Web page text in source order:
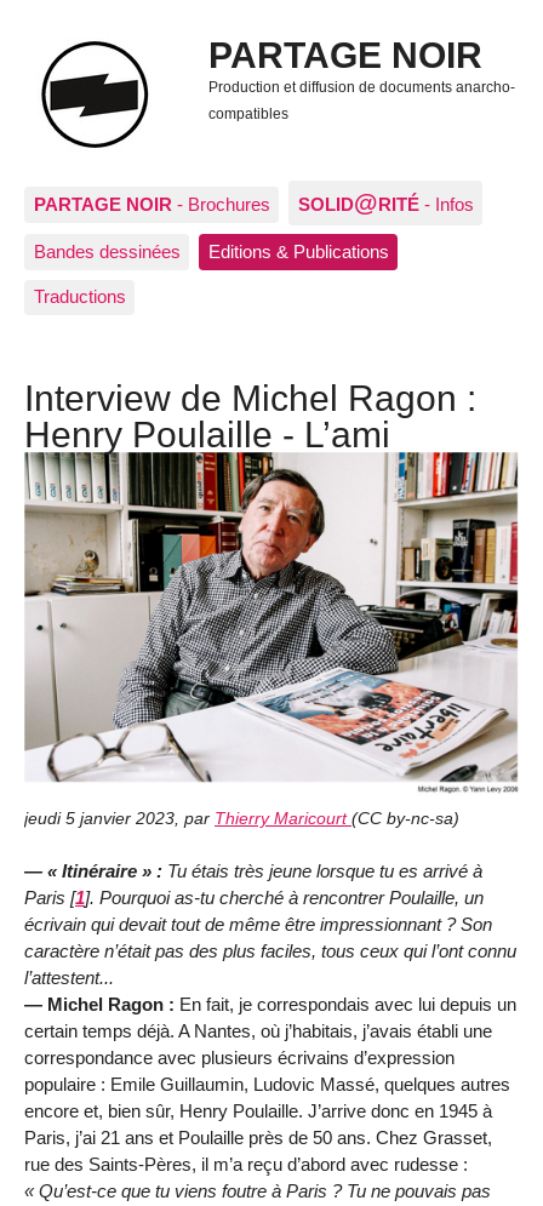
PARTAGE NOIR
Production et diffusion de documents anarcho-
compatibles
PARTAGE NOIR - Brochures SOLID@RITÉ - Infos
Bandes dessinées Editions & Publications
Traductions
Interview de Michel Ragon :
Henry Poulaille - L’ami
jeudi 5 janvier 2023 par Thierry Maricourt (CC by-nc-sa)
— « Itinéraire » : Tu étais très jeune lorsque tu es arrivé à
Paris [1]. Pourquoi as-tu cherché à rencontrer Poulaille, un
écrivain qui devait tout de même être impressionnant ? Son
caractère n’était pas des plus faciles, tous ceux qui l’ont connu
l’attestent...
— Michel Ragon : En fait, je correspondais avec lui depuis un
certain temps déjà. A Nantes, où j’habitais, j’avais établi une
correspondance avec plusieurs écrivains d’expression
populaire : Emile Guillaumin, Ludovic Massé, quelques autres
encore et, bien sûr, Henry Poulaille. J’arrive donc en 1945 à
Paris, j’ai 21 ans et Poulaille près de 50 ans. Chez Grasset,
rue des Saints-Pères, il m’a reçu d’abord avec rudesse :
Qu’est-ce que tu viens foutre à Paris ? Tu ne pouvais pas